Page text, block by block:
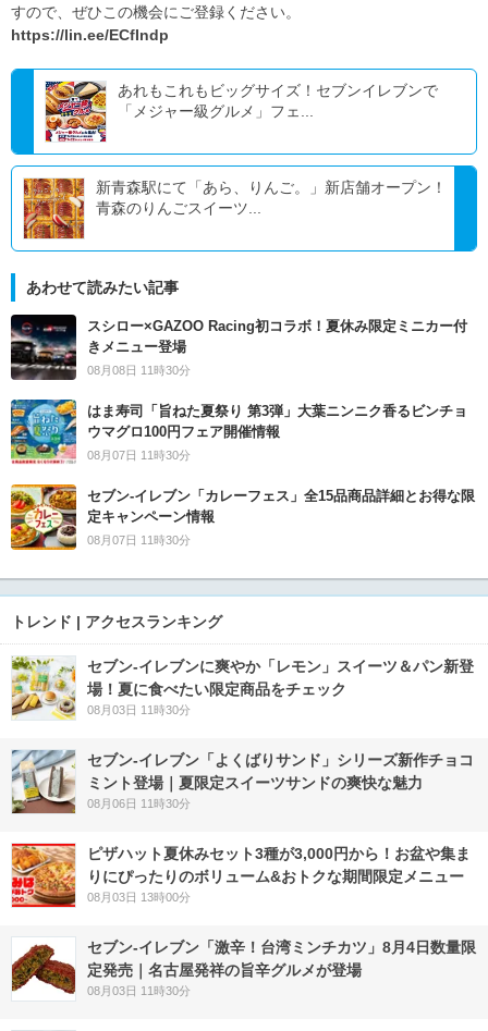
すので、ぜひこの機会にご登録ください。
https://lin.ee/ECfIndp
あれもこれもビッグサイズ！セブンイレブンで
「メジャー級グルメ」フェ...
新青森駅にて「あら、りんご。」新店舗オープン！
青森のりんごスイーツ...
あわせて読みたい記事
スシロー×GAZOO Racing初コラボ！夏休み限定ミニカー付
きメニュー登場
08月08日 11時30分
はま寿司「旨ねた夏祭り 第3弾」大葉ニンニク香るビンチョ
ウマグロ100円フェア開催情報
08月07日 11時30分
セブン‐イレブン「カレーフェス」全15品商品詳細とお得な限
定キャンペーン情報
08月07日 11時30分
トレンド | アクセスランキング
セブン‐イレブンに爽やか「レモン」スイーツ＆パン新登
場！夏に食べたい限定商品をチェック
08月03日 11時30分
セブン‐イレブン「よくばりサンド」シリーズ新作チョコ
ミント登場｜夏限定スイーツサンドの爽快な魅力
08月06日 11時30分
ピザハット夏休みセット3種が3,000円から！お盆や集ま
りにぴったりのボリューム&おトクな期間限定メニュー
08月03日 13時00分
セブン-イレブン「激辛！台湾ミンチカツ」8月4日数量限
定発売｜名古屋発祥の旨辛グルメが登場
08月03日 11時30分